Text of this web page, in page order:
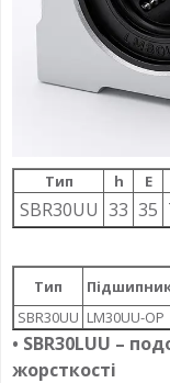
Тип h E
SBR30UU 33 35
Тип
SBR30UU LM30UU-OP
• SBR30LUU –
жорсткості